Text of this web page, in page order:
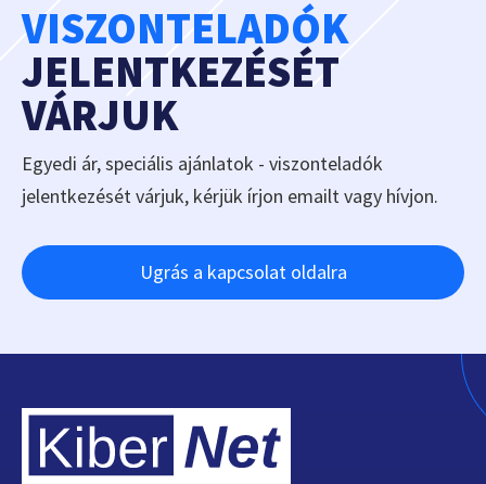
VISZONTELADÓK
JELENTKEZÉSÉT
VÁRJUK
Egyedi ár, speciális ajánlatok - viszonteladók
jelentkezését várjuk, kérjük írjon emailt vagy hívjon.
Ugrás a kapcsolat oldalra